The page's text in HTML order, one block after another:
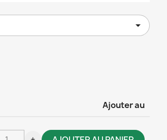

Ajouter au